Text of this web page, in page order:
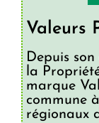
Valeurs
Depuis
la
marque
commune
régionaux